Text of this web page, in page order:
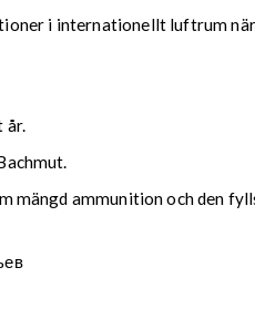
i internationellt luftrum
år.
mängd ammunition och den